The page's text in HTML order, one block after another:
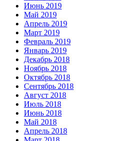
Июнь 2019
Май 2019
Апрель 2019
Март 2019
Февраль 2019
Январь 2019
Декабрь 2018
Ноябрь 2018
Октябрь 2018
Сентябрь 2018
Август 2018
Июль 2018
Июнь 2018
Май 2018
Апрель 2018